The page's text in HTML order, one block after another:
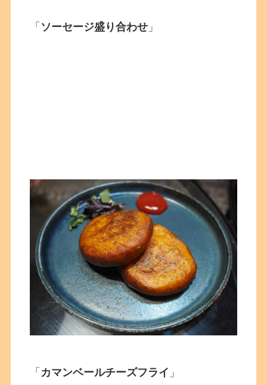
「 ソーセージ盛り合わせ 」
「 カマンベールチーズフライ 」